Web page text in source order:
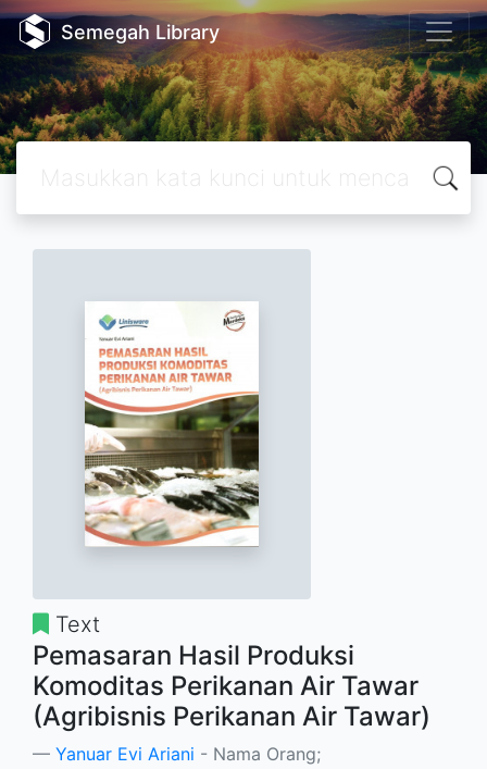
Semegah Library
Text
Pemasaran Hasil Produksi
Komoditas Perikanan Air Tawar
(Agribisnis Perikanan Air Tawar)
Yanuar Evi Ariani - Nama Orang;